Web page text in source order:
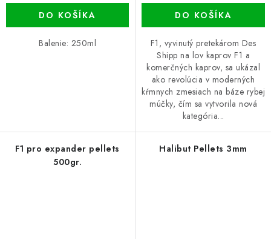
DO KOŠÍKA
Balenie: 250ml
DO KOŠÍKA
F1, vyvinutý pretekárom Des
Shipp na lov kaprov F1 a
komerčných kaprov, sa ukázal
ako revolúcia v moderných
kŕmnych zmesiach na báze rybej
múčky, čím sa vytvorila nová
kategória...
F1 pro expander pellets
500gr.
Halibut Pellets 3mm